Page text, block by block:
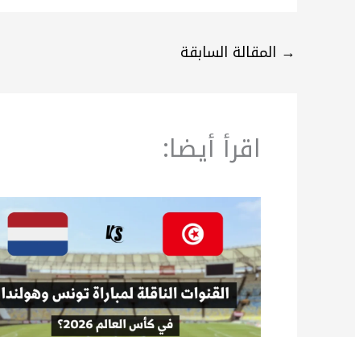
→ المقالة السابقة
اقرأ أيضا: